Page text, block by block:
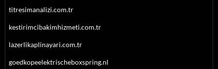
titresimanalizi.com.tr
kestirimcibakimhizmeti.com.tr
lazerlikaplinayari.com.tr
goedkopeelektrischeboxspring.nl